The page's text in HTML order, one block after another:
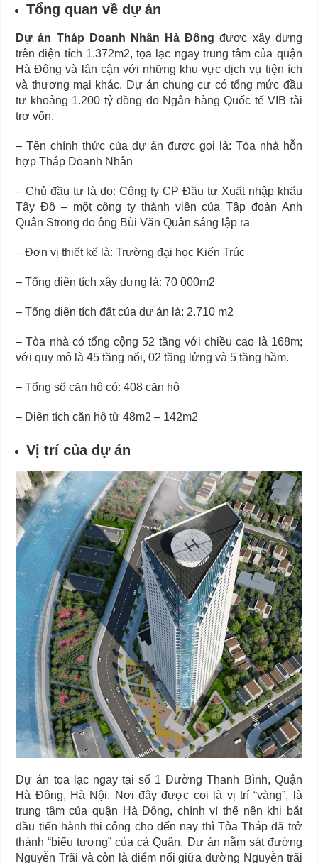
Tổng quan về dự án
Dự án Tháp Doanh Nhân Hà Đông được xây dựng
trên diện tích 1.372m2, tọa lạc ngay trung tâm của quận
Hà Đông và lân cận với những khu vực dịch vụ tiện ích
và thương mại khác. Dự án chung cư có tổng mức đầu
tư khoảng 1.200 tỷ đồng do Ngân hàng Quốc tế VIB tài
trợ vốn.
– Tên chính thức của dự án được gọi là: Tòa nhà hỗn
hợpTháp Doanh Nhân
– Chủ đầu tư là do: Công ty CP Đầu tư Xuất nhập khẩu
Tây Đô – một công ty thành viên của Tập đoàn Anh
Quân Strong do ông Bùi Văn Quân sáng lập ra
– Đơn vị thiết kế là: Trường đại học Kiến Trúc
– Tổng diện tích xây dựng là: 70 000m2
– Tổng diện tích đất của dự án là: 2.710 m2
– Tòa nhà có tổng cộng 52 tầng với chiều cao là 168m;
với quy mô là 45 tầng nổi, 02 tầng lửng và 5 tầng hầm.
– Tổng số căn hộ có: 408 căn hộ
– Diện tích căn hộ từ 48m2 – 142m2
Vị trí của dự án
Dự án tọa lạc ngay tại số 1 Đường Thanh Bình, Quận
Hà Đông, Hà Nội. Nơi đây được coi là vị trí “vàng”, là
trung tâm của quận Hà Đông, chính vì thế nên khi bắt
đầu tiến hành thi công cho đến nay thì Tòa Tháp đã trở
thành “biểu tượng” của cả Quận. Dự án nằm sát đường
Nguyễn Trãi và còn là điểm nối giữa đường Nguyễn trãi